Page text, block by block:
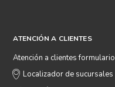
ATENCIÓN A CLIENTES
Atención a clientes formulario
Localizador de sucursales